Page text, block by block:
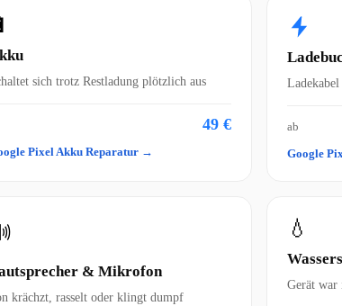
sich trotz Restladung plötzlich aus
49 €
Pixel Akku Reparatur →
ab
Google
& Mikrofon
krächzt, rasselt oder klingt dumpf
💧
Gerät war